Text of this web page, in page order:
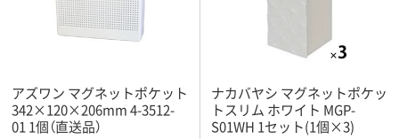
アズワン マグネットポケット
342×120×206mm 4-3512-
01 1個（直送品）
ナカバヤシ マグネットポケッ
トスリム ホワイト MGP-
S01WH 1セット(1個×3)